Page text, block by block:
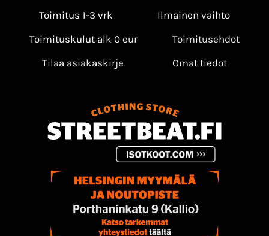
Toimitus 1-3 vrk
Ilmainen vaihto
Toimituskulut alk 0 eur
Toimitusehdot
Tilaa asiakaskirje
Omat tiedot